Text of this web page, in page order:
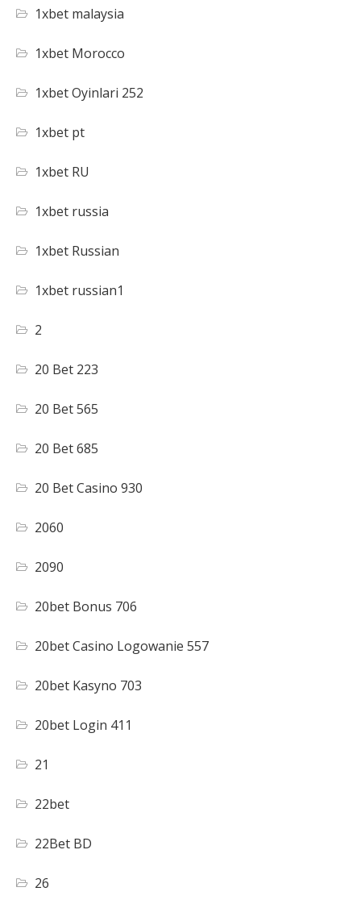
1xbet malaysia
1xbet Morocco
1xbet Oyinlari 252
1xbet pt
1xbet RU
1xbet russia
1xbet Russian
1xbet russian1
2
20 Bet 223
20 Bet 565
20 Bet 685
20 Bet Casino 930
2060
2090
20bet Bonus 706
20bet Casino Logowanie 557
20bet Kasyno 703
20bet Login 411
21
22bet
22Bet BD
26